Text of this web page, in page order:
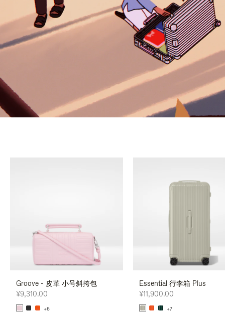
Groove - 皮革 小号斜挎包
¥9,310.00
+6
Essential 行李箱 Plus
¥11,900.00
+7